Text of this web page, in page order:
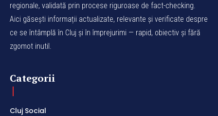
regionale, validată prin procese riguroase de fact-checking.
Aici găsești informații actualizate, relevante și verificate despre
ce se întâmplă în Cluj și în împrejurimi — rapid, obiectiv și fără
zgomot inutil.
Categorii
Cluj Social